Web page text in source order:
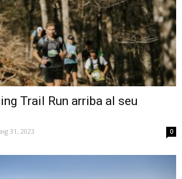
Trail Run arriba al seu
31, 2023 0